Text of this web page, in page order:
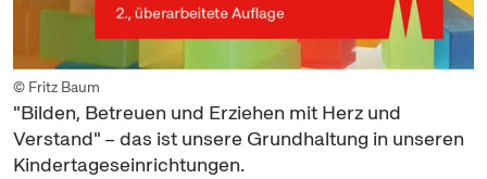
© Fritz Baum
"Bilden, Betreuen und Erziehen mit Herz und
Verstand" – das ist unsere Grundhaltung in unseren
Kindertageseinrichtungen.